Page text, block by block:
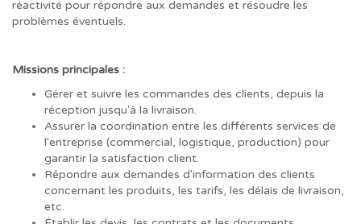
réactivité pour répondre aux demandes et résoudre les
problèmes éventuels.
Missions principales :
Gérer et suivre les commandes des clients, depuis la
réception jusqu'à la livraison.
Assurer la coordination entre les différents services de
l'entreprise (commercial, logistique, production) pour
garantir la satisfaction client.
Répondre aux demandes d'information des clients
concernant les produits, les tarifs, les délais de livraison,
etc.